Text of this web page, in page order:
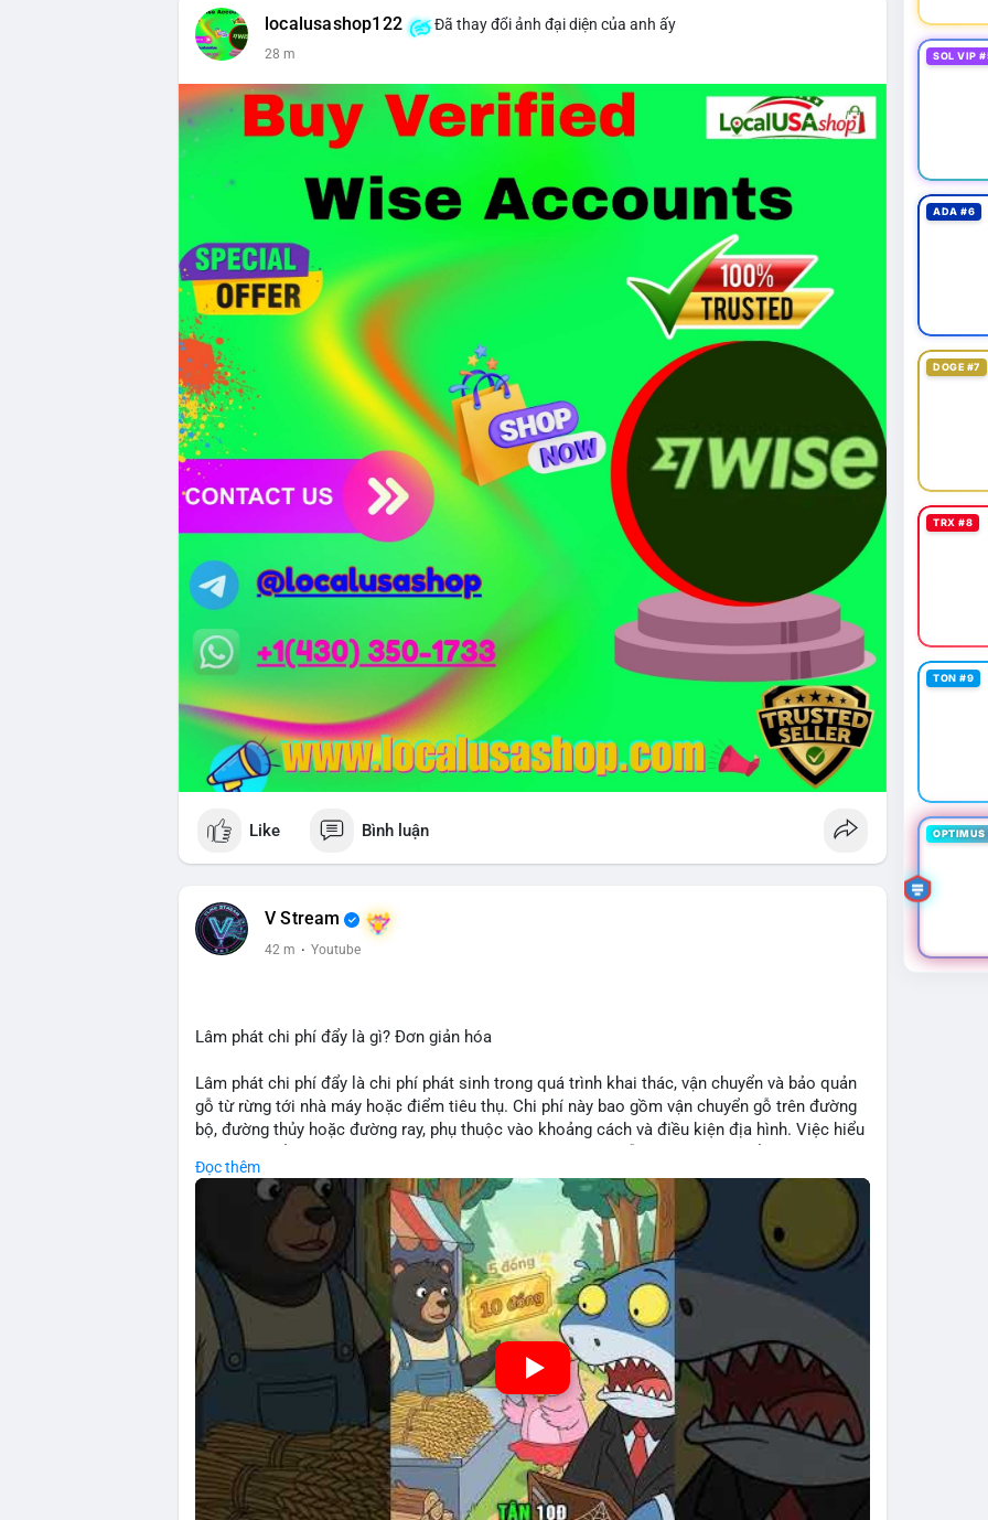
phiếu để tiến tới tháng tới. IMF nhận định stablecoin nội địa có thể thúc đẩy nhu cầu token
được dollar hỗ trợ. Tòa án Mỹ cho phép Bybit truy xuất tài sản 1,5 tỷ USD từ vụ hack Triều
Tiên.
- Công nghệ & Bảo mật: BTCPay cảnh báo exploit mới trên LND có thể đánh cắp thông tin
đăng nhập Lightning Network, người dùng cần cập nhật ngay. XRP Ledger đề xuất sửa đổi
bảo mật token hóa tài sản Wall Street trị giá 530 triệu USD.
Nhà đầu tư nên thận trọng với đòn bẩy cao khi Funding Rate BTC chỉ ở mức 0.0035%. Vùng
Fear hiện tại có thể là cơ hội tích lũy dài hạn nhưng cần chờ xác nhận dòng tiền.
Xem chi tiết các bài viết đầy đủ tại dòng thời gian của Vlike.vn!
#whalealertbtc #clarityact #lightningexploit #xrpledger
localusashop122 Đã thay đổi ảnh đại diện của anh ấy
28 m
Like Bình luận
V Stream
42 m · Youtube
Lâm phát chi phí đẩy là gì? Đơn giản hóa
Lâm phát chi phí đẩy là chi phí phát sinh trong quá trình khai thác, vận chuyển và bảo quản
gỗ từ rừng tới nhà máy hoặc điểm tiêu thụ. Chi phí này bao gồm vận chuyển gỗ trên đường
bộ, đường thủy hoặc đường ray, phụ thuộc vào khoảng cách và điều kiện địa hình. Việc hiểu
nhuận.
🎥 Xem video trực tiếp tại:
Nguồn: Cú Thông Thái
Đọc thêm
SOL VIP
ADA #6
DOGE #7
TRX #8
TON #9
OPTIMUS